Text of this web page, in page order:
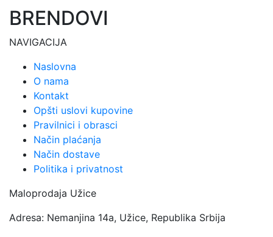
BRENDOVI
NAVIGACIJA
Naslovna
O nama
Kontakt
Opšti uslovi kupovine
Pravilnici i obrasci
Način plaćanja
Način dostave
Politika i privatnost
Maloprodaja Užice
Adresa: Nemanjina 14a, Užice, Republika Srbija